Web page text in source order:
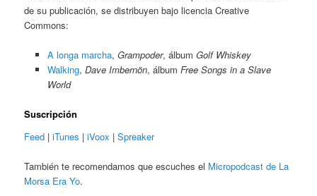
de su publicación, se distribuyen bajo licencia Creative
Commons:
A longa marcha, Grampoder, álbum Golf Whiskey
Walking, Dave Imbernön, álbum Free Songs in a Slave
World
Suscripción
Feed |iTunes |iVoox |Spreaker
También te recomendamos que escuches el Micropodcast de La
Morsa Era Yo.